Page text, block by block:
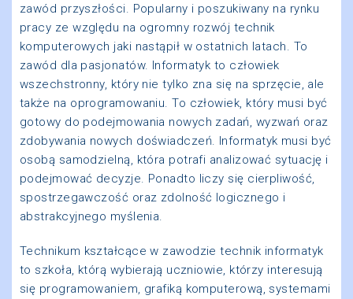
zawód przyszłości. Popularny i poszukiwany na rynku
pracy ze względu na ogromny rozwój technik
komputerowych jaki nastąpił w ostatnich latach. To
zawód dla pasjonatów. Informatyk to człowiek
wszechstronny, który nie tylko zna się na sprzęcie, ale
także na oprogramowaniu. To człowiek, który musi być
gotowy do podejmowania nowych zadań, wyzwań oraz
zdobywania nowych doświadczeń. Informatyk musi być
osobą samodzielną, która potrafi analizować sytuację i
podejmować decyzje. Ponadto liczy się cierpliwość,
spostrzegawczość oraz zdolność logicznego i
abstrakcyjnego myślenia.
Technikum kształcące w zawodzie technik informatyk
to szkoła, którą wybierają uczniowie, którzy interesują
się programowaniem, grafiką komputerową, systemami